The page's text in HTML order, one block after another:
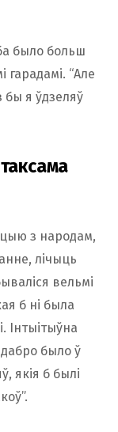
было больш
гарадамі. “Але
бы я ўдзеляў
з народам,
лічыць
вельмі
б ні была
Інтыітыўна
дабро было ў
якія б былі